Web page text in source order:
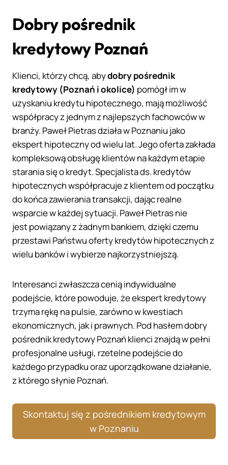
Dobry pośrednik
kredytowy Poznań
Klienci, którzy chcą, abydobry pośrednik
kredytowy (Poznań i okolice) pomógł im w
uzyskaniu kredytu hipotecznego, mają możliwość
współpracy z jednym z najlepszych fachowców w
branży. Paweł Pietras działa w Poznaniu jako
ekspert hipoteczny od wielu lat. Jego oferta zakłada
kompleksową obsługę klientów na każdym etapie
starania się o kredyt. Specjalista ds. kredytów
hipotecznych współpracuje z klientem od początku
do końca zawierania transakcji, dając realne
wsparcie w każdej sytuacji. Paweł Pietras nie
jest powiązany z żadnym bankiem, dzięki czemu
przestawi Państwu oferty kredytów hipotecznych z
wielu banków i wybierze najkorzystniejszą.
Interesanci zwłaszcza cenią indywidualne
podejście, które powoduje, że ekspert kredytowy
trzyma rękę na pulsie, zarówno w kwestiach
ekonomicznych, jak i prawnych. Pod hasłem dobry
pośrednik kredytowy Poznań klienci znajdą w pełni
profesjonalne usługi, rzetelne podejście do
każdego przypadku oraz uporządkowane działanie,
z którego słynie Poznań.
Skontaktuj się z pośrednikiem kredytowym
w Poznaniu